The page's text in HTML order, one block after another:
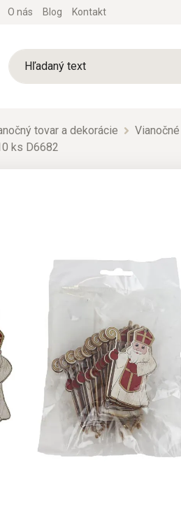
O nás Blog Kontakt
tovar a dekorácie
ks D6682